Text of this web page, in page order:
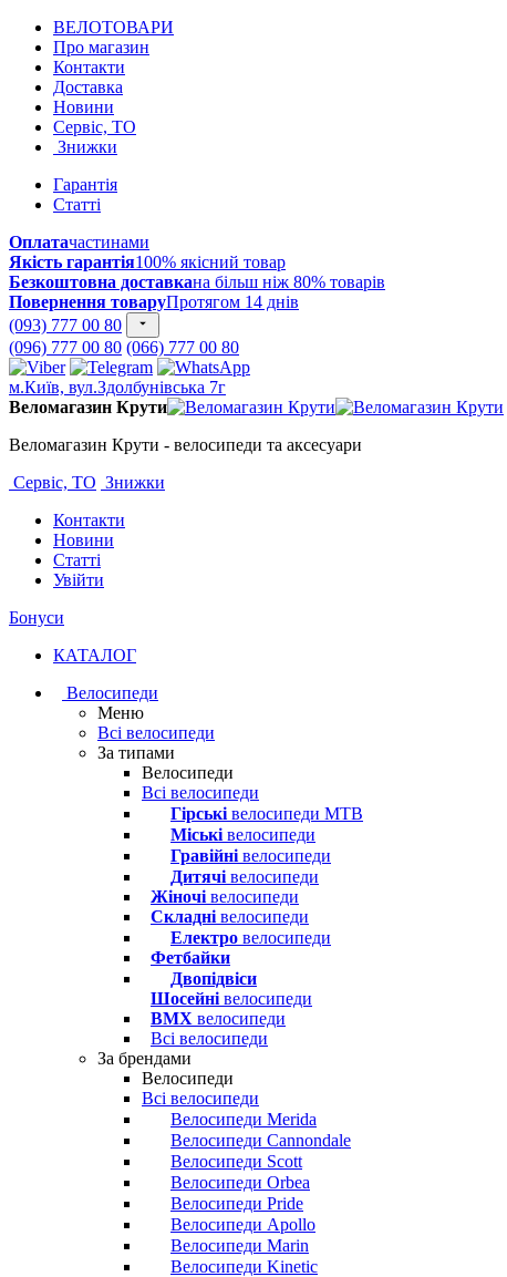
ВЕЛОТОВАРИ
Про магазин
Контакти
Доставка
Новини
Сервіс, ТО
Знижки
Гарантія
Статті
Оплатачастинами
Якість гарантія100% якісний товар
Безкоштовна доставкана більш ніж 80% товарів
Повернення товаруПротягом 14 днів
(093) 777 00 80
(096) 777 00 80 (066) 777 00 80
м.Київ, вул.Здолбунівська 7г
Веломагазин Крути
Веломагазин Крути - велосипеди та аксесуари
Сервіс, ТО Знижки
Контакти
Новини
Статті
Увійти
Бонуси
КАТАЛОГ
Велосипеди
Меню
Всі велосипеди
За типами
Велосипеди
Всі велосипеди
Гірські велосипеди MTB
Міські велосипеди
Гравійні велосипеди
Дитячі велосипеди
Жіночі велосипеди
Складні велосипеди
Електро велосипеди
Фетбайки
Двопідвіси
Шосейні велосипеди
BMX велосипеди
Всі велосипеди
За брендами
Велосипеди
Всі велосипеди
Велосипеди Merida
Велосипеди Cannondale
Велосипеди Scott
Велосипеди Orbea
Велосипеди Pride
Велосипеди Apollo
Велосипеди Marin
Велосипеди Kinetic